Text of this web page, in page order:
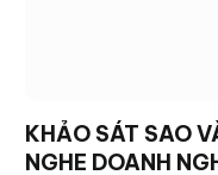
KHẢO SÁT SAO
NGHE DOANH